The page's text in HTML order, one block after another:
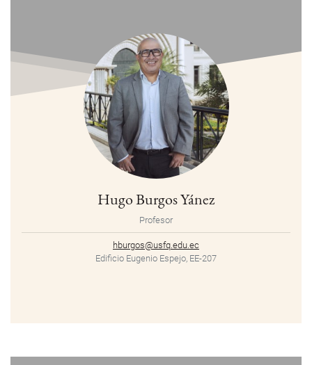
Hugo Burgos Yánez
Profesor
hburgos@usfq.edu.ec
Edificio Eugenio Espejo, EE-207